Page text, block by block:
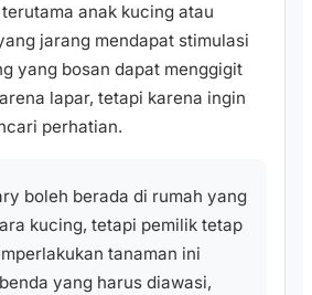
anak kucing atau
jarang mendapat stimulasi
yang bosan dapat menggigit
lapar, tetapi karena ingin
perhatian.
boleh berada di rumah yang
kucing, tetapi pemilik tetap
tanaman ini
yang harus diawasi,